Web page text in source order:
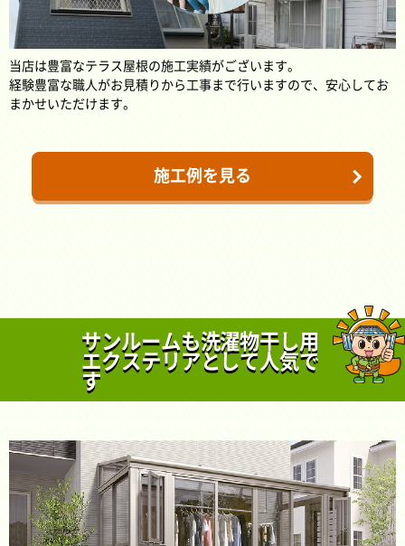
当店は豊富なテラス屋根の施工実績がございます。
経験豊富な職人がお見積りから工事まで行いますので、安心してお
まかせいただけます。
施工例を見る
サンルームも洗濯物干し用
エクステリアとして人気で
す